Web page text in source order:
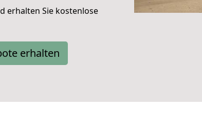
erhalten Sie kostenlose
erhalten